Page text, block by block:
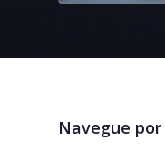
Navegue